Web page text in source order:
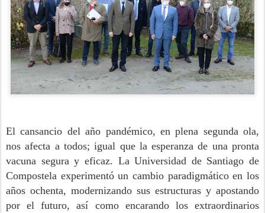
El cansancio del año pandémico, en plena segunda ola,
nos afecta a todos; igual que la esperanza de una pronta
vacuna segura y eficaz. La Universidad de Santiago de
Compostela experimentó un cambio paradigmático en los
años ochenta, modernizando sus estructuras y apostando
por el futuro, así como encarando los extraordinarios